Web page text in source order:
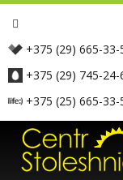
+375 (29) 665-33-
+375 (29) 745-24-
+375 (25) 665-33-